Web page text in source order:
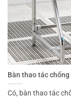
Bàn thao tác
Có, bàn thao tác